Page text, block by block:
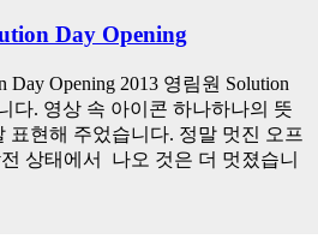
Day Opening
Day Opening 2013 영림원 Solution
다. 영상 속 아이콘 하나하나의 뜻
표현해 주었습니다. 정말 멋진 오프
상태에서 나오 것은 더 멋졌습니